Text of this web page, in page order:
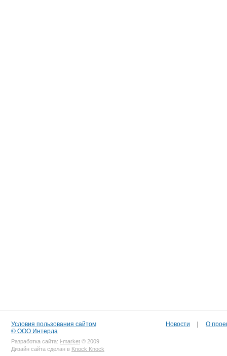
Условия пользования сайтом
© ООО Интерда
Разработка сайта: i-market © 2009
Дизайн сайта сделан в Knock Knock
Новости О